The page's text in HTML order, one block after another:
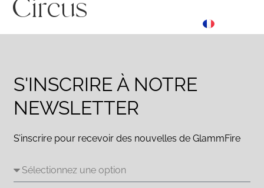
Circus
S'INSCRIRE À NOTRE
NEWSLETTER
S’inscrire pour recevoir des nouvelles de GlammFire